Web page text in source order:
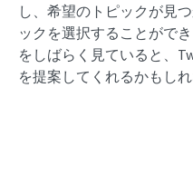
し、希望のトピックが見
ックを選択することがで
をしばらく見ていると、
を提案してくれるかもしれ